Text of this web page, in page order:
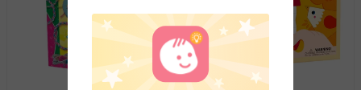
商品、食品等）。
客製化商品（例如客製生日書、姓名貼等）。
報紙、期刊或雜誌（惟書籍如經拆封、使用，則酌收整
新費用）。